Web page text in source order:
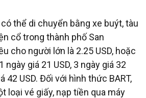
thể di chuyển bằng xe buýt, tàu
cổ trong thành phố San
cho người lớn là 2.25 USD, hoặc
giá 21 USD, 3 ngày giá 32
42 USD. Đối với hình thức BART,
loại vé giấy, nạp tiền qua máy